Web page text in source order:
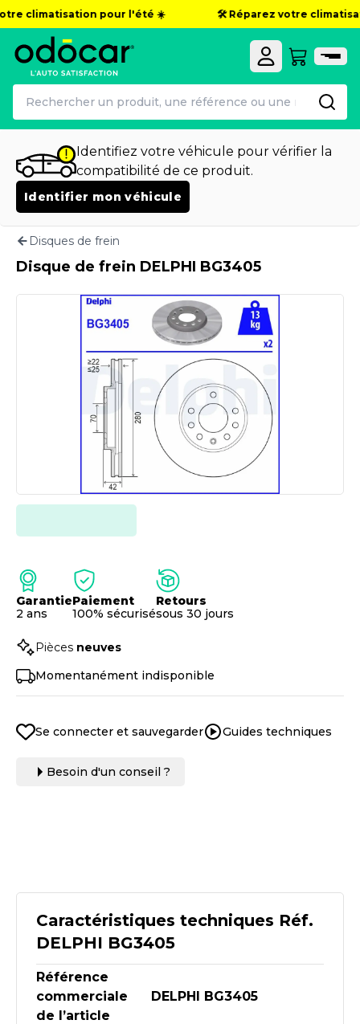
climatisation pour l'été ☀️ 🛠️ Réparez votre
Identifiez votre véhicule pour vérifier la
compatibilité de ce produit.
Identifier mon véhicule
Disques de frein
Caractéristiques techniques Réf.
DELPHI BG3405
Référence
commerciale
de l’article
DELPHI BG3405
Disque de frein DELPHI BG3405
Garantie
2 ans
Paiement
100% sécurisé
Retours
sous 30 jours
Pièces neuves
Momentanément indisponible
Se connecter et sauvegarder Guides techniques
Besoin d'un conseil ?